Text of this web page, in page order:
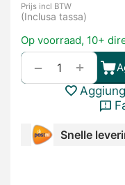
Prijs incl BTW
(Inclusa tassa)
Op voorraad, 10+
+
−
Snelle